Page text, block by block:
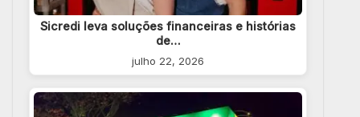
Sicredi leva soluções financeiras e histórias
de…
julho 22, 2026